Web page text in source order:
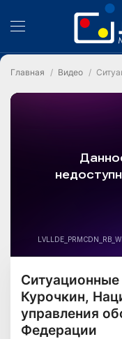
Главная Видео
Курочкин,
управления
Федерации